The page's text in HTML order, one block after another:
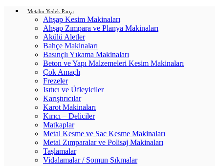
Metabo Yedek Parça
Ahşap Kesim Makinaları
Ahşap Zımpara ve Planya Makinaları
Akülü Aletler
Bahçe Makinaları
Basınçlı Yıkama Makinaları
Beton ve Yapı Malzemeleri Kesim Makinaları
Çok Amaçlı
Frezeler
Isıtıcı ve Üfleyiciler
Karıştırıcılar
Karot Makinaları
Kırıcı – Deliciler
Matkaplar
Metal Kesme ve Sac Kesme Makinaları
Metal Zımparalar ve Polisaj Makinaları
Taşlamalar
Vidalamalar / Somun Sıkmalar